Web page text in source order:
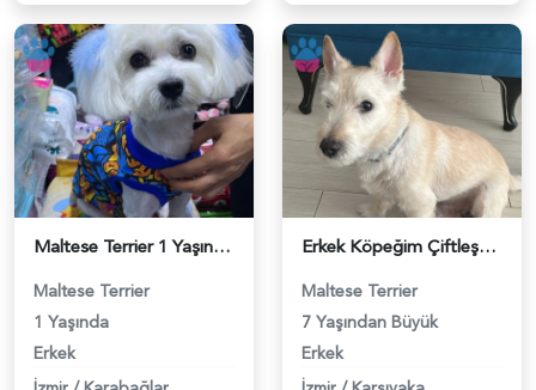
Maltese Terrier 1 Yaşında Eş Arıyor - 118983975
Maltese Terrier
1 Yaşında
Erkek
Erkek Köpeğim Çiftleşmek İstiyor - 118983976
Maltese Terrier
7 Yaşından Büyük
Erkek